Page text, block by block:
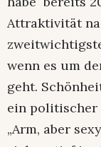
Attraktivität
wenn es um
geht.
ein politischer
„Arm, aber